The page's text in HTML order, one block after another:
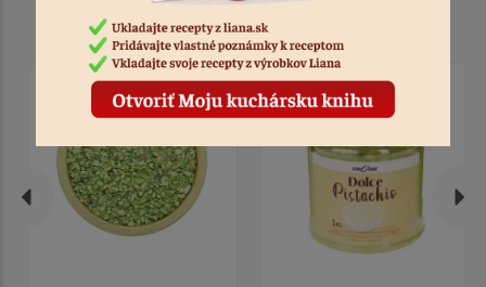
Podobné produkty